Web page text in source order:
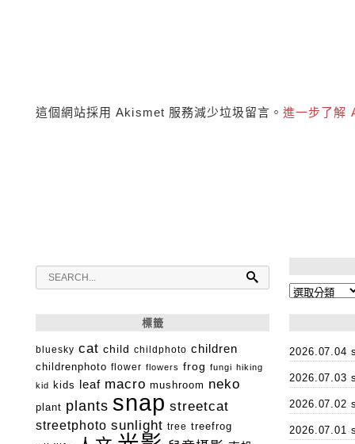
這個網站採用 Akismet 服務減少垃圾留言。進一步了解
分
標籤
bluesky cat child childphoto children
childrenphoto flower flowers frog fungi hiking
kid
kids leaf macro mushroom neko
plant plants snap streetcat
streetphoto sunlight tree treefrog
2026.07.04
2026.07.03
2026.07.02
2026.07.01